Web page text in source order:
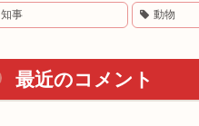
知事 動物
最近のコメント